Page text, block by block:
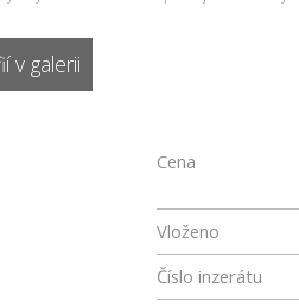
v galerii
Cena
Vloženo
Číslo inzerátu